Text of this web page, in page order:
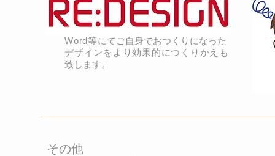
Word等にてご自身でおつくりになった
デザインをより効果的につくりかえも
致します。​
その他